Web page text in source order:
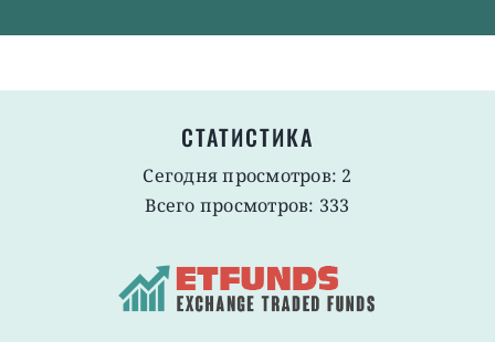
СТАТИСТИКА
Сегодня просмотров: 2
Всего просмотров: 333